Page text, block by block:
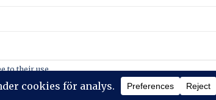
© Stickeralla
to their use.